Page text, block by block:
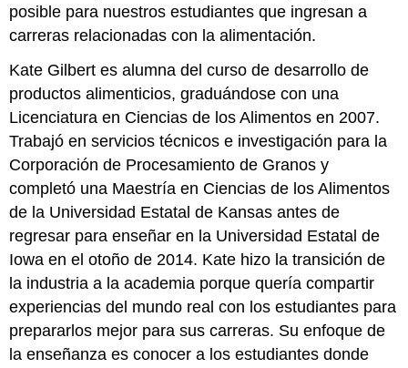
posible para nuestros estudiantes que ingresan a
carreras relacionadas con la alimentación.
Kate Gilbert es alumna del curso de desarrollo de
productos alimenticios, graduándose con una
Licenciatura en Ciencias de los Alimentos en 2007.
Trabajó en servicios técnicos e investigación para la
Corporación de Procesamiento de Granos y
completó una Maestría en Ciencias de los Alimentos
de la Universidad Estatal de Kansas antes de
regresar para enseñar en la Universidad Estatal de
Iowa en el otoño de 2014. Kate hizo la transición de
la industria a la academia porque quería compartir
experiencias del mundo real con los estudiantes para
prepararlos mejor para sus carreras. Su enfoque de
la enseñanza es conocer a los estudiantes donde